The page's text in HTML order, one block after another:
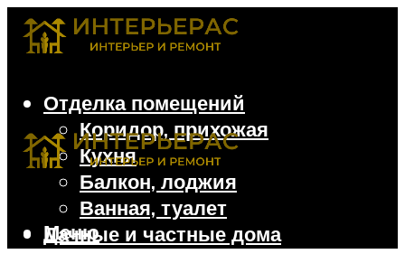
Отделка помещений
Коридор, прихожая
Кухня
Балкон, лоджия
Ванная, туалет
Дачные и частные дома
Меню